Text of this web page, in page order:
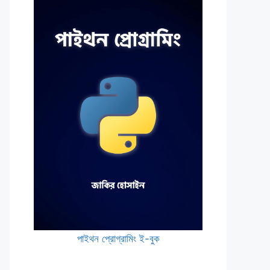
পাইথন প্রোগ্রামিং ই-বুক